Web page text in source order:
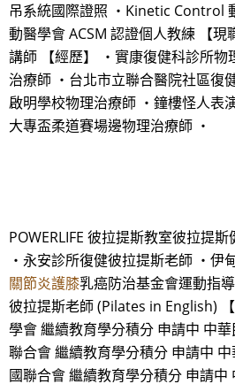
吊系統國際證照 ・Kinetic Control
動醫學會 ACSM 認證個人教練 【
講師 【經歷】 ・實康復健科診所物
治療師 ・台北市立聯合醫院社區復
啟明學校物理治療師 ・鐘樓怪人表
大專盃柔道賽場邊物理治療師 ・
POWERLIFE 彼拉提斯教室彼拉提
・永安診所復健彼拉提斯老師 ・伊
關節炎護膝乳癌防治基金會運動指
彼拉提斯老師 (Pilates in English)
學會 繼續教育學分積分 申請中 中
聯合會 繼續教育學分積分 申請中
國聯合會 繼續教育學分積分 申請